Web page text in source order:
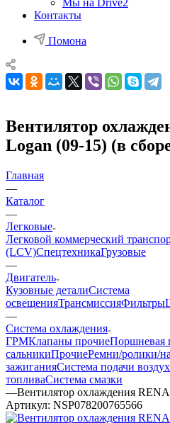
Мы на Drive2
Контакты
Помона
Вентилятор
Logan (09-15) (в
Главная
—
Каталог
—
Легковые
Легковой коммерческий
(LCV)СпецтехникаГрузовые
—
Двигатель
Кузовные деталиСистема
освещенияТрансмиссияФильтры
—
Система охлаждения
ГРМКлапаны прочиеПоршневая
сальникиПрочиеРемни/ролики/
зажиганияСистема подачи
топливаСистема смазки
—Вентилятор охлаждения
Артикул: NSP078200765566